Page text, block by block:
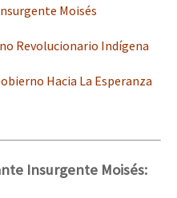
Moisés
Revolucionario Indígena
Hacia La Esperanza
Insurgente Moisés: